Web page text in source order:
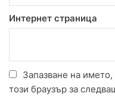
Интернет страница
Запазване на
този браузър за